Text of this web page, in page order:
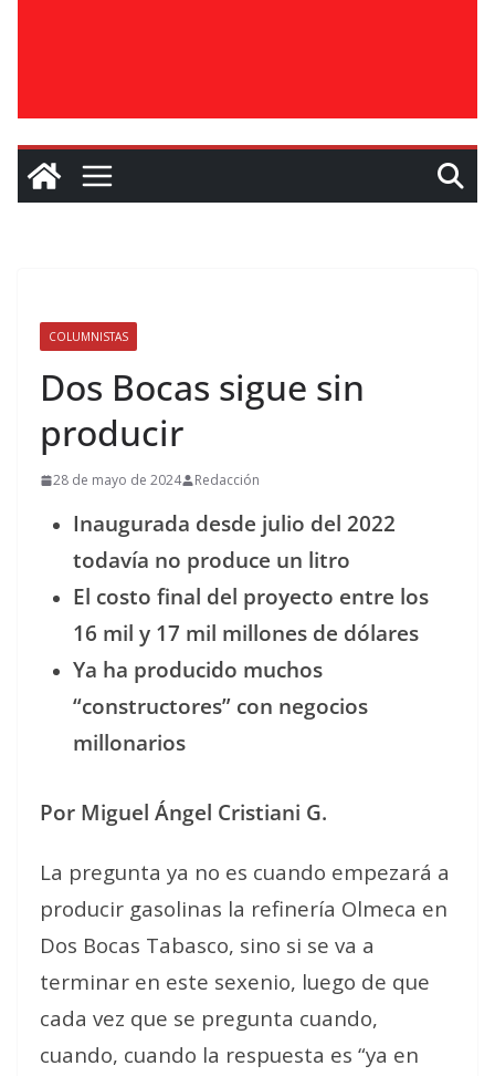
COLUMNISTAS
Dos Bocas sigue sin
producir
28 de mayo de 2024 Redacción
Inaugurada desde julio del 2022
todavía no produce un litro
El costo final del proyecto entre los
16 mil y 17 mil millones de dólares
Ya ha producido muchos
“constructores” con negocios
millonarios
Por Miguel Ángel Cristiani G.
La pregunta ya no es cuando empezará a
producir gasolinas la refinería Olmeca en
Dos Bocas Tabasco, sino si se va a
terminar en este sexenio, luego de que
cada vez que se pregunta cuando,
cuando, cuando la respuesta es “ya en